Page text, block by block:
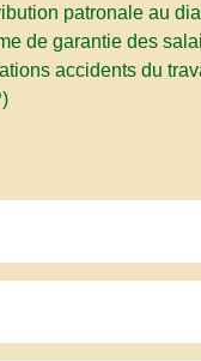
patronale au
de garantie des
accidents du